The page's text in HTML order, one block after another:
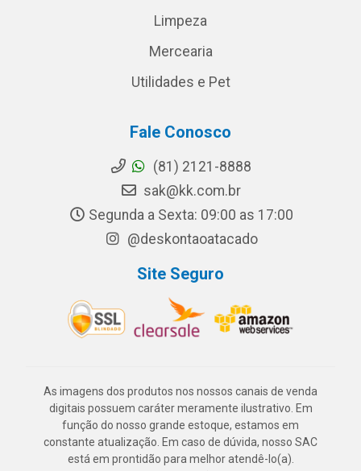
Limpeza
Mercearia
Utilidades e Pet
Fale Conosco
(81) 2121-8888
sak@kk.com.br
Segunda a Sexta: 09:00 as 17:00
@deskontaoatacado
Site Seguro
As imagens dos produtos nos nossos canais de venda
digitais possuem caráter meramente ilustrativo. Em
função do nosso grande estoque, estamos em
constante atualização. Em caso de dúvida, nosso SAC
está em prontidão para melhor atendê-lo(a).